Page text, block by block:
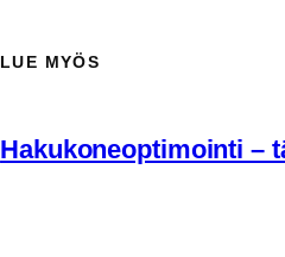
LUE MYÖS
Hakukoneoptimointi –